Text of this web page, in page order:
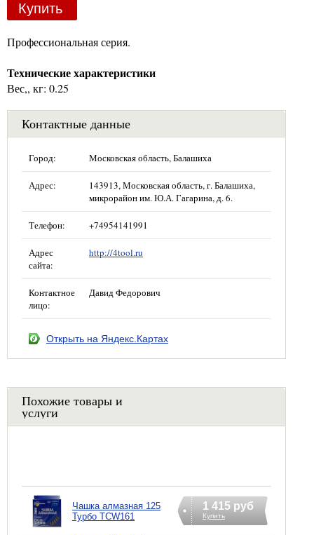
Купить
Профессиональная серия.
Технические характеристики
Вес,, кг: 0.25
Контактные данные
Город: Московская область, Балашиха
Адрес:
143913, Московская область, г. Балашиха,
микрорайон им. Ю.А. Гагарина, д. 6.
Телефон: +74954141991
Адрес
сайта:
http://4tool.ru
Контактное
лицо:
Давид Федорович
Открыть на Яндекс.Картах
Похожие товары и
услуги
Чашка алмазная 125
Турбо TCW161
1 415 руб
Купить